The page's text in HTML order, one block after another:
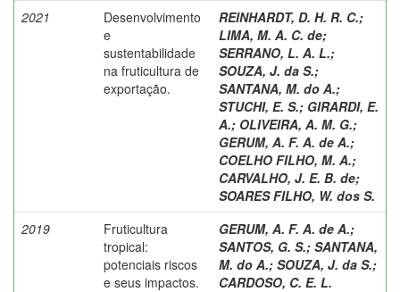
2021
Desenvolvimento
e
sustentabilidade
na fruticultura de
exportação.
REINHARDT, D. H. R. C.;
LIMA, M. A. C. de;
SERRANO, L. A. L.;
SOUZA, J. da S.;
SANTANA, M. do A.;
STUCHI, E. S.; GIRARDI, E.
A.; OLIVEIRA, A. M. G.;
GERUM, A. F. A. de A.;
COELHO FILHO, M. A.;
CARVALHO, J. E. B. de;
SOARES FILHO, W. dos S.
2019
Fruticultura
tropical:
potenciais riscos
e seus impactos.
GERUM, A. F. A. de A.;
SANTOS, G. S.; SANTANA,
M. do A.; SOUZA, J. da S.;
CARDOSO, C. E. L.